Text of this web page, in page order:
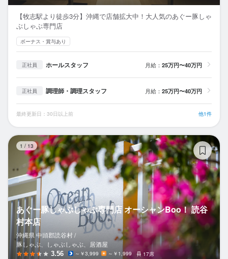
【牧志駅より徒歩3分】沖縄で店舗拡大中！大人気のあぐー豚しゃ
ぶしゃぶ専門店
ボーナス・賞与あり
正社員 ホールスタッフ 月給： 25万円〜40万円
正社員 調理師・調理スタッフ 月給： 25万円〜40万円
最終更新日：30日以上前 他1件
1 / 13
あぐー豚しゃぶしゃぶ専門店 オーシャンBoo！ 読谷
村本店
沖縄県 中頭郡読谷村 /
豚しゃぶ、しゃぶしゃぶ、居酒屋
3.56 ～￥3,999 ～￥1,999 17席